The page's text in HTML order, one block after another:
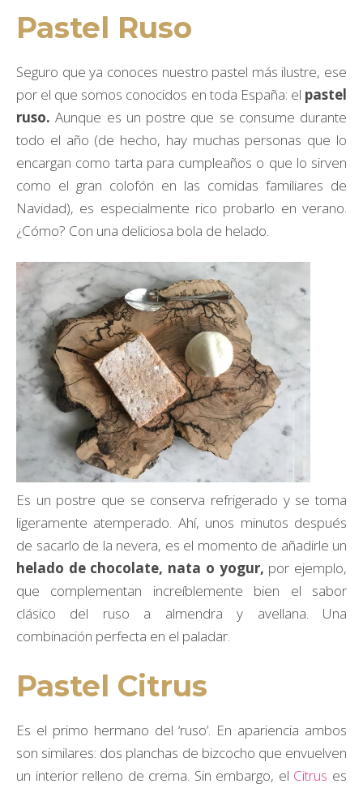
Pastel Ruso
Seguro que ya conoces nuestro pastel más ilustre, ese
por el que somos conocidos en toda España: el pastel
ruso. Aunque es un postre que se consume durante
todo el año (de hecho, hay muchas personas que lo
encargan como tarta para cumpleaños o que lo sirven
como el gran colofón en las comidas familiares de
Navidad), es especialmente rico probarlo en verano.
¿Cómo? Con una deliciosa bola de helado.
Es un postre que se conserva refrigerado y se toma
ligeramente atemperado. Ahí, unos minutos después
de sacarlo de la nevera, es el momento de añadirle un
helado de chocolate, nata o yogur, por ejemplo,
que complementan increíblemente bien el sabor
clásico del ruso a almendra y avellana. Una
combinación perfecta en el paladar.
Pastel Citrus
Es el primo hermano del ‘ruso’. En apariencia ambos
son similares: dos planchas de bizcocho que envuelven
un interior relleno de crema. Sin embargo, el Citrus es